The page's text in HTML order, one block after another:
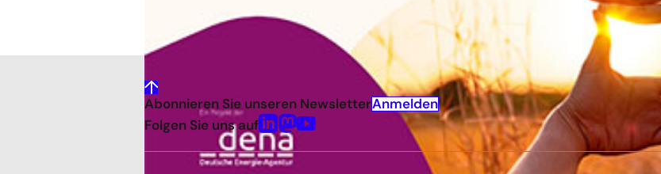
gehe
nach
oben
Abonnieren Sie unseren NewsletterAnmelden
Folgen Sie uns aufLinkedin
Mastodon
Youtube